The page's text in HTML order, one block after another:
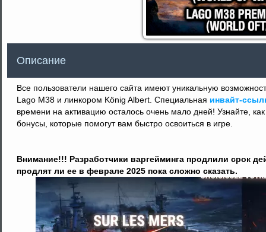
Описание
Все пользователи нашего сайта имеют уникальную
Lago M38 и линкором König Albert. Специальная инвайт-
времени на активацию осталось очень мало дней! Узнайте,
бонусы, которые помогут вам быстро освоиться в игре.
Внимание!!! Разработчики варгейминга продлили срок
продлят ли ее в феврале 2025 пока сложно сказать.